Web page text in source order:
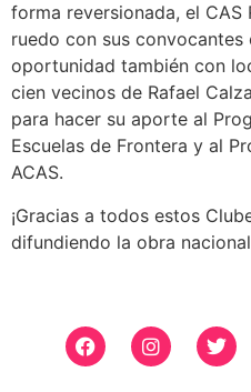
forma reversionada, el
ruedo con sus convocantes
oportunidad también con
cien vecinos de Rafael
para hacer su aporte al
Escuelas de Frontera y al
ACAS.
¡Gracias a todos estos
difundiendo la obra